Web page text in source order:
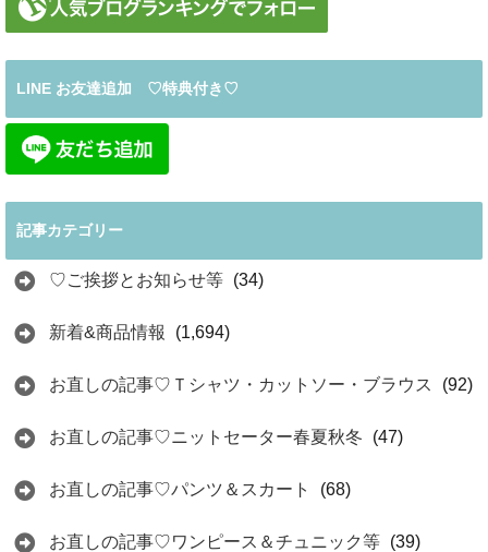
LINE お友達追加 ♡特典付き♡
記事カテゴリー
♡ご挨拶とお知らせ等 (34)
新着&商品情報 (1,694)
お直しの記事♡Ｔシャツ・カットソー・ブラウス (92)
お直しの記事♡ニットセーター春夏秋冬 (47)
お直しの記事♡パンツ＆スカート (68)
お直しの記事♡ワンピース＆チュニック等 (39)